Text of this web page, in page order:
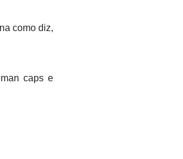
como diz,
caps e